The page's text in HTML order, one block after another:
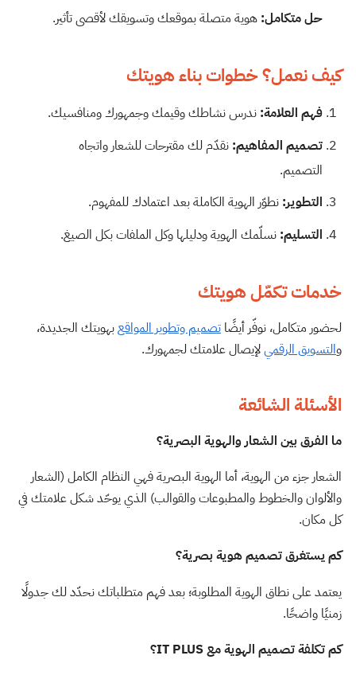
حل متكامل: هوية متصلة بموقعك وتسويقك لأقصى تأثير.
كيف نعمل؟ خطوات بناء هويتك
فهم العلامة: ندرس نشاطك وقيمك وجمهورك ومنافسيك.
تصميم المفاهيم: نقدّم لك مقترحات للشعار واتجاه
التصميم.
التطوير: نطوّر الهوية الكاملة بعد اعتمادك للمفهوم.
التسليم: نسلّمك الهوية ودليلها وكل الملفات بكل الصيغ.
خدمات تكمّل هويتك
لحضور متكامل، نوفّر أيضًا تصميم وتطوير المواقعبهويتك الجديدة،
والتسويق الرقميلإيصال علامتك لجمهورك.
الأسئلة الشائعة
ما الفرق بين الشعار والهوية البصرية؟
الشعار جزء من الهوية، أما الهوية البصرية فهي النظام الكامل (الشعار
والألوان والخطوط والمطبوعات والقوالب) الذي يوحّد شكل علامتك في
كل مكان.
كم يستغرق تصميم هوية بصرية؟
يعتمد على نطاق الهوية المطلوبة؛ بعد فهم متطلباتك نحدّد لك جدولًا
زمنيًا واضحًا.
كم تكلفة تصميم الهوية مع IT PLUS؟